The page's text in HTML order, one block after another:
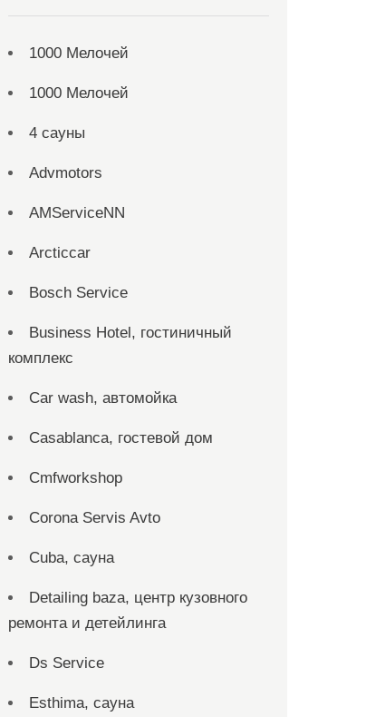
1000 Мелочей
1000 Мелочей
4 сауны
Advmotors
AMServiceNN
Arcticcar
Bosch Service
Business Hotel, гостиничный
комплекс
Car wash, автомойка
Casablanca, гостевой дом
Cmfworkshop
Corona Servis Avto
Cuba, сауна
Detailing baza, центр кузовного
ремонта и детейлинга
Ds Service
Esthima, сауна